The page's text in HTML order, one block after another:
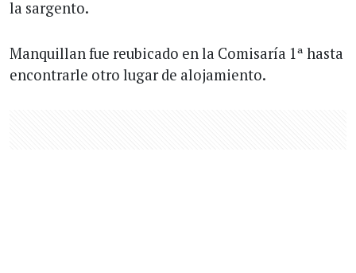
la sargento.
Manquillan fue reubicado en la Comisaría 1ª hasta
encontrarle otro lugar de alojamiento.